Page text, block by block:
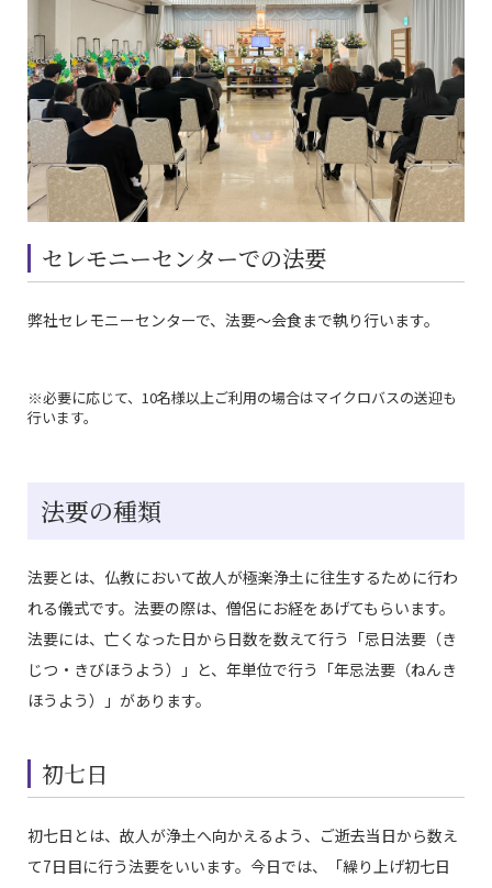
セレモニーセンターでの法要
弊社セレモニーセンターで、法要〜会食まで執り行います。
※必要に応じて、10名様以上ご利用の場合はマイクロバスの送迎も
行います。
法要の種類
法要とは、仏教において故人が極楽浄土に往生するために行わ
れる儀式です。法要の際は、僧侶にお経をあげてもらいます。
法要には、亡くなった日から日数を数えて行う「忌日法要（き
じつ・きびほうよう）」と、年単位で行う「年忌法要（ねんき
ほうよう）」があります。
初七日
初七日とは、故人が浄土へ向かえるよう、ご逝去当日から数え
て7日目に行う法要をいいます。今日では、「繰り上げ初七日